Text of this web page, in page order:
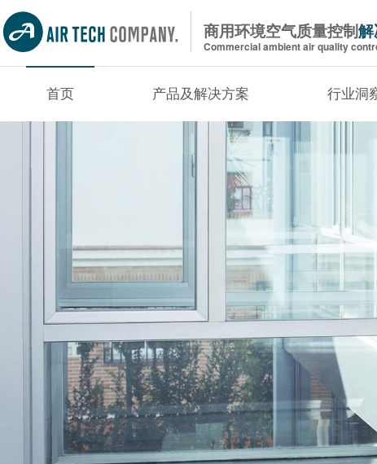
商用环境空气质量控制
Commercial ambient air quality
首页 产品及解决方案 行业洞